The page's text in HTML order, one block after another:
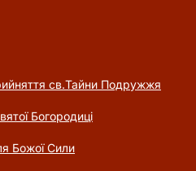
cв.Тайни Подружжя
Богородиці
Божої Сили